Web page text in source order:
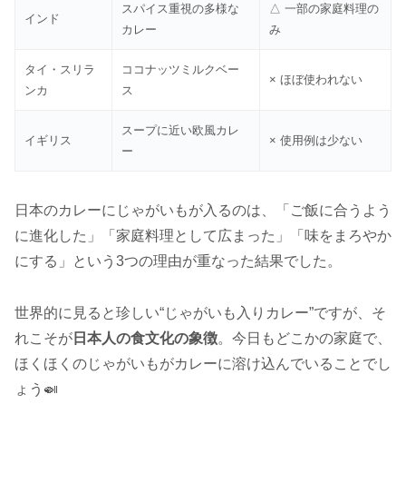
インド
スパイス重視の多様な
カレー
△ 一部の家庭料理の
み
タイ・スリラ
ンカ
ココナッツミルクベー
ス
× ほぼ使われない
イギリス
スープに近い欧風カレ
ー
× 使用例は少ない
日本のカレーにじゃがいもが入るのは、「ご飯に合うよう
に進化した」「家庭料理として広まった」「味をまろやか
にする」という3つの理由が重なった結果でした。
世界的に見ると珍しい“じゃがいも入りカレー”ですが、そ
れこそが 日本人の食文化の象徴。今日もどこかの家庭で、
ほくほくのじゃがいもがカレーに溶け込んでいることでし
ょう🍛